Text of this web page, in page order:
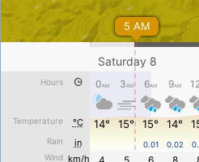
#PipIvanWeather
...
pimrec_project